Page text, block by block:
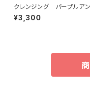
クレンジング パープルア
ンPURPLEANKIN
¥3,300